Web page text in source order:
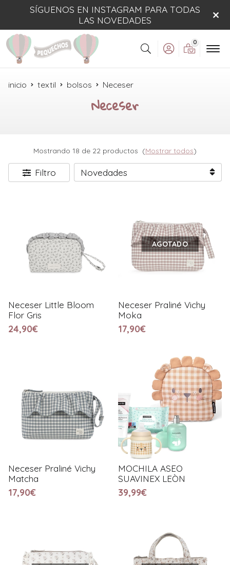
SÍGUENOS EN INSTAGRAM PARA TODAS
LAS NOVEDADES
Buscar
0
inicio textil bolsos Neceser
Neceser
Mostrando 18 de 22 productos (Mostrar todos)
Filtro
Neceser Little Bloom
Flor Gris
24,90€
AGOTADO
Neceser Praliné Vichy
Moka
17,90€
Neceser Praliné Vichy
Matcha
17,90€
MOCHILA ASEO
SUAVINEX LEÒN
39,99€